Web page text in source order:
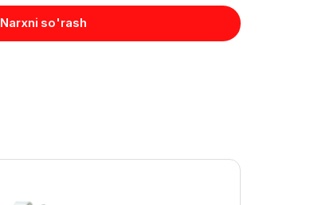
Narxni so'rash